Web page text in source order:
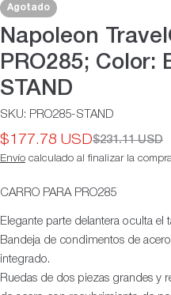
Agotado
Napoleon
PRO285; Color:
STAND
SKU: PRO285-STAND
Precio
de
$177.78 USD
Precio
habitual
$231.11 USD
Envío calculado al finalizar la
CARRO PARA PRO285
Elegante parte delantera oculta el
Bandeja de condimentos de
integrado.
Ruedas de dos piezas grandes y